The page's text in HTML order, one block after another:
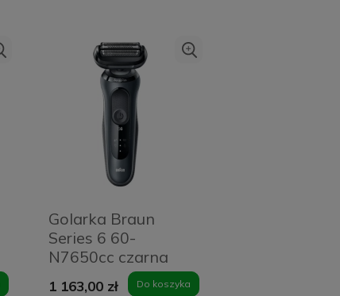
Golarka Braun
Series 6 60-
N7650cc czarna
1 163,00 zł Do koszyka